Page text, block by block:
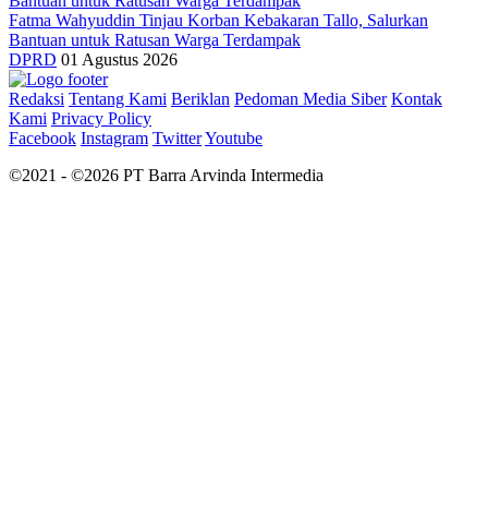
Fatma Wahyuddin Tinjau Korban Kebakaran Tallo, Salurkan
Bantuan untuk Ratusan Warga Terdampak
DPRD 01 Agustus 2026
Redaksi Tentang Kami Beriklan Pedoman Media Siber Kontak
Kami Privacy Policy
Facebook Instagram TwitterYoutube
©2021 - ©2026 PT Barra Arvinda Intermedia